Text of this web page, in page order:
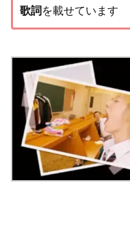
歌詞 を載せています